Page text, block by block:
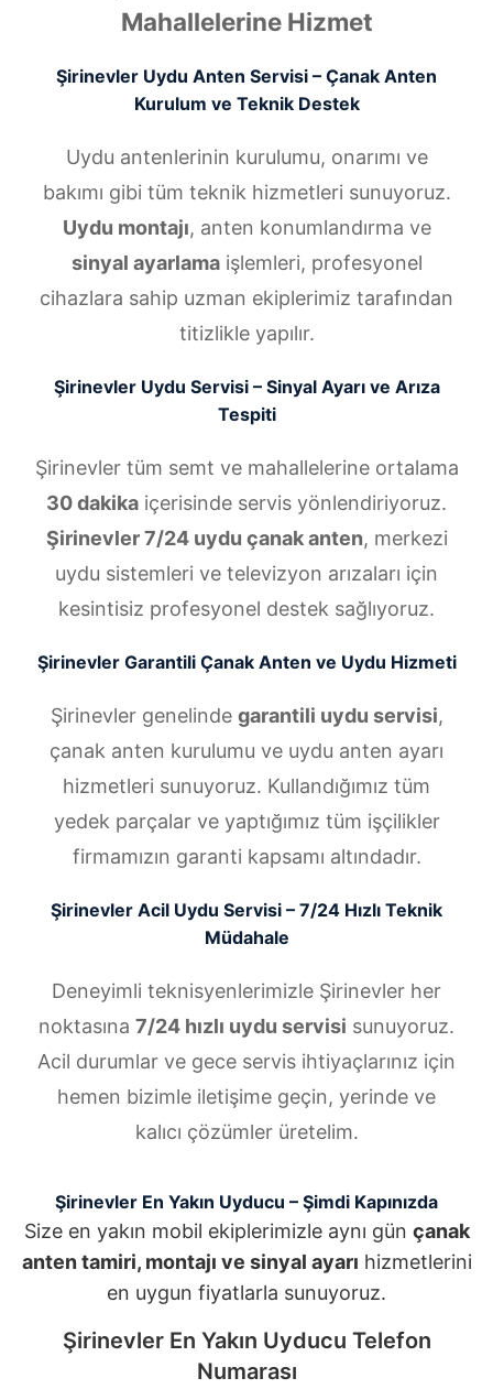
Mahallelerine Hizmet
Şirinevler Uydu Anten Servisi – Çanak Anten
Kurulum ve Teknik Destek
Uydu antenlerinin kurulumu, onarımı ve
bakımı gibi tüm teknik hizmetleri sunuyoruz.
Uydu montajı, anten konumlandırma ve
sinyal ayarlamaişlemleri, profesyonel
cihazlara sahip uzman ekiplerimiz tarafından
titizlikle yapılır.
Şirinevler Uydu Servisi – Sinyal Ayarı ve Arıza
Tespiti
Şirinevler tüm semt ve mahallelerine ortalama
30 dakika içerisinde servis yönlendiriyoruz.
Şirinevler 7/24 uydu çanak anten, merkezi
uydu sistemleri ve televizyon arızaları için
kesintisiz profesyonel destek sağlıyoruz.
Şirinevler Garantili Çanak Anten ve Uydu Hizmeti
Şirinevler genelinde garantili uydu servisi,
çanak anten kurulumu ve uydu anten ayarı
hizmetleri sunuyoruz. Kullandığımız tüm
yedek parçalar ve yaptığımız tüm işçilikler
firmamızın garanti kapsamı altındadır.
Şirinevler Acil Uydu Servisi – 7/24 Hızlı Teknik
Müdahale
Deneyimli teknisyenlerimizle Şirinevler her
noktasına 7/24 hızlı uydu servisi sunuyoruz.
Acil durumlar ve gece servis ihtiyaçlarınız için
hemen bizimle iletişime geçin, yerinde ve
kalıcı çözümler üretelim.
Şirinevler En Yakın Uyducu – Şimdi Kapınızda
Size en yakın mobil ekiplerimizle aynı gün çanak
anten tamiri, montajı ve sinyal ayarı hizmetlerini
en uygun fiyatlarla sunuyoruz.
Şirinevler En Yakın Uyducu Telefon
Numarası